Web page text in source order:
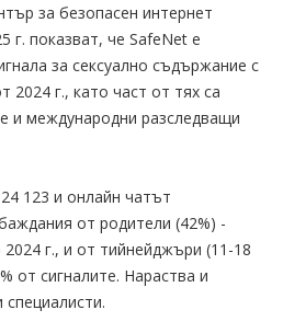
за безопасен интернет
г. показват, че SafeNet е
за сексуално съдържание с
2024 г., като част от тях са
и международни разследващи
123 и онлайн чатът
от родители (42%) -
г., и от тийнейджъри (11-18
от сигналите. Нараства и